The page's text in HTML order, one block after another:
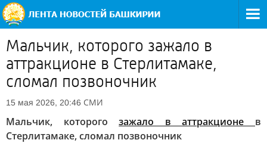
Мальчик, которого зажало в
аттракционе в Стерлитамаке,
сломал позвоночник
15 мая 2026, 20:46 СМИ
Мальчик, которогозажало в аттракционе в
Стерлитамаке, сломал позвоночник